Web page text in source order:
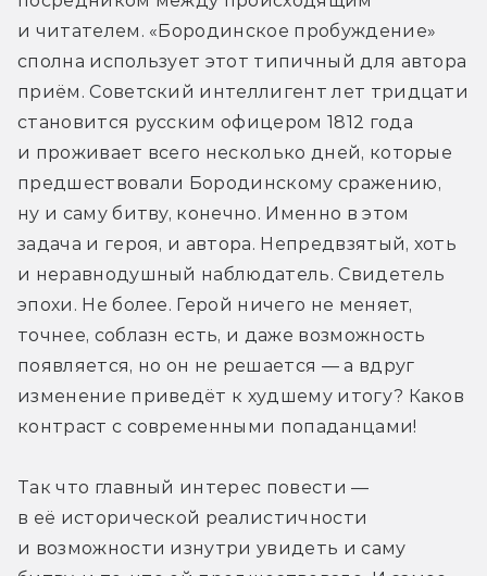
и читателем. «Бородинское пробуждение»
сполна использует этот типичный для автора
приём. Советский интеллигент лет тридцати
становится русским офицером 1812 года
и проживает всего несколько дней, которые
предшествовали Бородинскому сражению,
ну и саму битву, конечно. Именно в этом
задача и героя, и автора. Непредвзятый, хоть
и неравнодушный наблюдатель. Свидетель
эпохи. Не более. Герой ничего не меняет,
точнее, соблазн есть, и даже возможность
появляется, но он не решается — а вдруг
изменение приведёт к худшему итогу? Каков
контраст с современными попаданцами!
Так что главный интерес повести —
в её исторической реалистичности
и возможности изнутри увидеть и саму